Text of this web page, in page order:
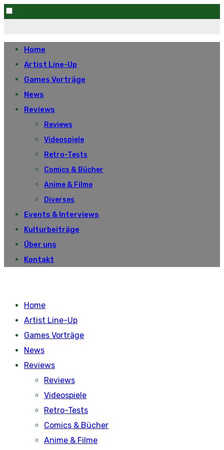
to
content
Home
Artist Line-Up
Games Vorträge
News
Reviews
Reviews
Videospiele
Retro-Tests
Comics & Bücher
Anime & Filme
Diverses
Events & Interviews
Kulturbeiträge
Über uns
Kontakt
Home
Artist Line-Up
Games Vorträge
News
Reviews
Reviews
Videospiele
Retro-Tests
Comics & Bücher
Anime & Filme